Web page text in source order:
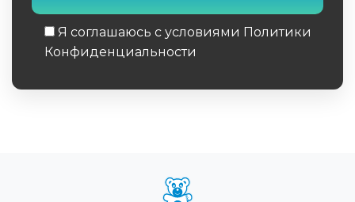
Я соглашаюсь с условиями Политики
Конфиденциальности